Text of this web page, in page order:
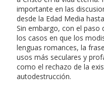
importante en las
desde la Edad Media
Sin embargo, con el paso
los casos en que los
lenguas romances, la
usos más seculares y
como el rechazo de la
autodestrucción.